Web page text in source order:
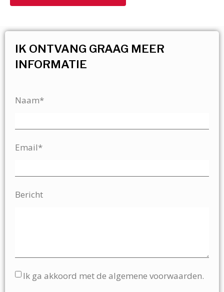
IK ONTVANG GRAAG MEER
INFORMATIE
Naam*
Email*
Bericht
Ik ga akkoord met de algemene voorwaarden.